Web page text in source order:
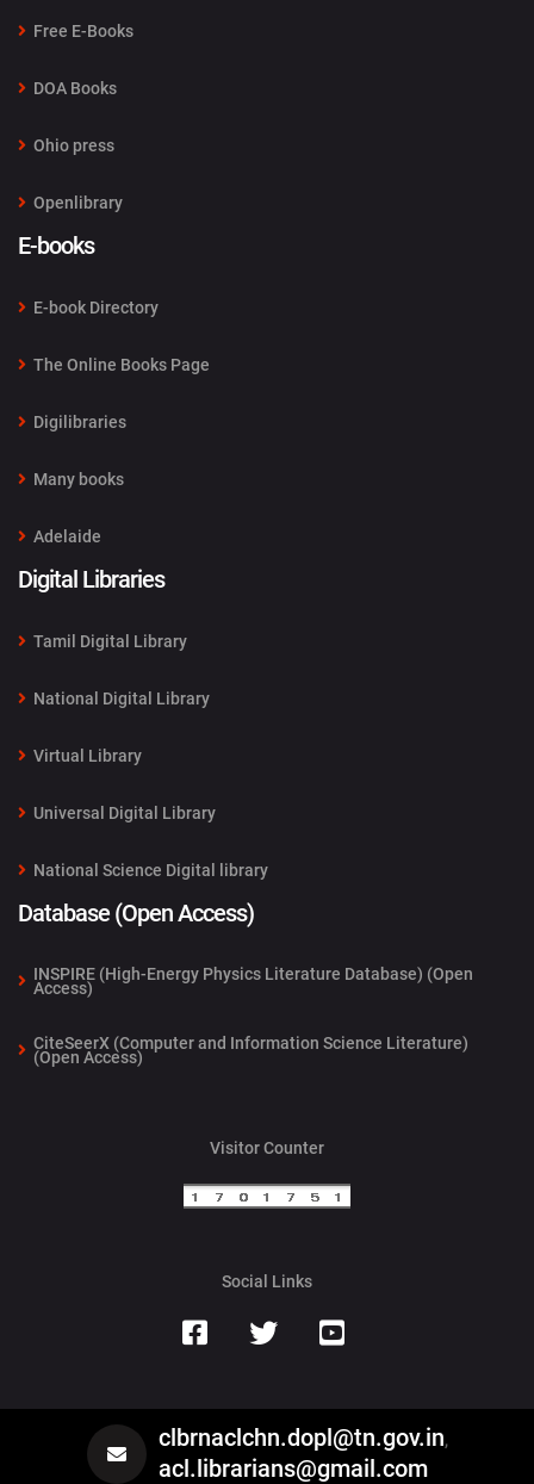
Free E-Books
DOA Books
Ohio press
Openlibrary
E-books
E-book Directory
The Online Books Page
Digilibraries
Many books
Adelaide
Digital Libraries
Tamil Digital Library
National Digital Library
Virtual Library
Universal Digital Library
National Science Digital library
Database (Open Access)
INSPIRE (High-Energy Physics Literature Database) (Open
Access)
CiteSeerX (Computer and Information Science Literature)
(Open Access)
Visitor Counter
Social Links
clbrnaclchn.dopl@tn.gov.in,
acl.librarians@gmail.com